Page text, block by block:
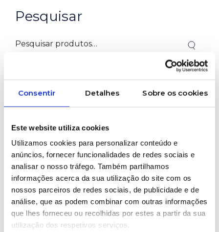
Consentir Detalhes Sobre os cookies
Este website utiliza cookies
Utilizamos cookies para personalizar conteúdo e
anúncios, fornecer funcionalidades de redes sociais e
analisar o nosso tráfego. Também partilhamos
informações acerca da sua utilização do site com os
nossos parceiros de redes sociais, de publicidade e de
análise, que as podem combinar com outras informações
que lhes forneceu ou recolhidas por estes a partir da sua
utilização dos respetivos serviços.
Pesquisar
Categorias
» Indústria Gráfica
» Plásticos e Borracha
» Pasta, Papel e Cartão
» Economia Circular
» Instalação e Manutenção Industrial